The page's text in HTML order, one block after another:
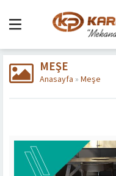
MEŞE
Anasayfa » Meşe